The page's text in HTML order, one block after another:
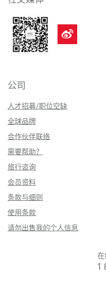
公司
人才招募/职位空缺
全球品牌
合作伙伴联络
需要帮助？
旅行咨询
会员资料
条款与细则
使用条款
请勿出售我的个人信息
在
1